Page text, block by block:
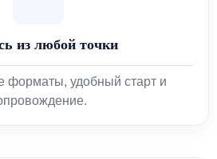
из любой точки
форматы, удобный старт и